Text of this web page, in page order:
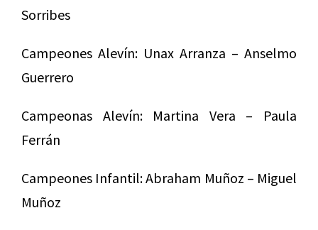
Sorribes
Campeones Alevín: Unax Arranza – Anselmo
Guerrero
Campeonas Alevín: Martina Vera – Paula
Ferrán
Campeones Infantil: Abraham Muñoz – Miguel
Muñoz